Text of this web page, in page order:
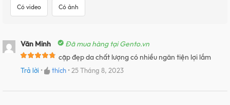
Có video Có ảnh
Văn Minh
Đã mua hàng tại Gento.vn
cặp đẹp da chất lượng có nhiều ngăn tiện lợi lắm
Trả lời • thích •25 Tháng 8, 2023